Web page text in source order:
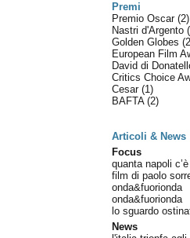
Premi
Premio Oscar (2)
Nastri d'Argento
Golden Globes
European Film
David di
Critics Choice
Cesar (1)
BAFTA (2)
Articoli & News
Focus
quanta napoli
film di paolo
onda&fuorionda
onda&fuorionda
lo sguardo
News